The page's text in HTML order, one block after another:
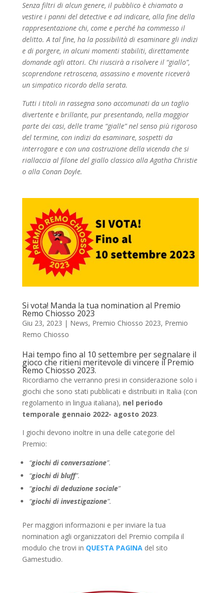
Senza filtri di alcun genere, il pubblico è chiamato a
vestire i panni del detective e ad indicare, alla fine della
rappresentazione chi, come e perché ha commesso il
delitto. A tal fine, ha la possibilità di esaminare gli indizi
e di porgere, in alcuni momenti stabiliti, direttamente
domande agli attori. Chi riuscirà a risolvere il “giallo”,
scoprendone retroscena, assassino e movente riceverà
un simpatico ricordo della serata.
Tutti i titoli in rassegna sono accomunati da un taglio
divertente e brillante, pur presentando, nella maggior
parte dei casi, delle trame “gialle” nel senso più rigoroso
del termine, con indizi da esaminare, sospetti da
interrogare e con una costruzione della vicenda che si
riallaccia al filone del giallo classico alla Agatha Christie
o alla Conan Doyle.
Si vota! Manda la tua nomination al Premio
Remo Chiosso 2023
Giu 23, 2023 | News, Premio Chiosso 2023, Premio
Remo Chiosso
Hai tempo fino al 10 settembre per segnalare il
gioco che ritieni meritevole di vincere il Premio
Remo Chiosso 2023.
Ricordiamo che verranno presi in considerazione solo i
giochi che sono stati pubblicati e distribuiti in Italia (con
regolamento in lingua italiana), nel periodo
temporale gennaio 2022- agosto 2023.
I giochi devono inoltre in una delle categorie del
Premio:
“giochi di conversazione”.
“giochi di bluff”.
“giochi di deduzione sociale”
“giochi di investigazione”.
Per maggiori informazioni e per inviare la tua
nomination agli organizzatori del Premio compila il
modulo che trovi in QUESTA PAGINAdel sito
Gamestudio.